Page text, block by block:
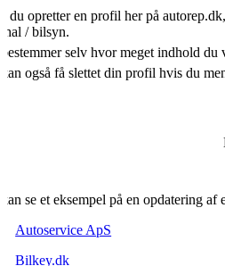
du opretter en profil her på
/ bilsyn.
selv hvor meget indhold
også få slettet din profil hvis du
se et eksempel på en opdatering
Autoservice ApS
Bilkey.dk